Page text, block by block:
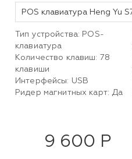
Тип устройства: POS-
клавиатура
Количество клавиш: 78
клавиши
Интерфейсы: USB
Ридер магнитных карт: Да
9 600 Р